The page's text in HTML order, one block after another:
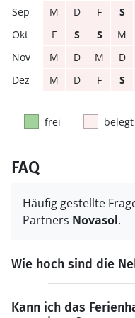
M
D F S
F
S S M
M
D M D
M
D F S
frei belegt
FAQ
Häufig gestellte
Partners Novasol.
Wie hoch sind die
Kann ich das